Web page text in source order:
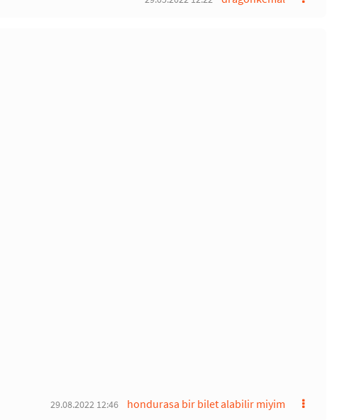
hondurasa bir bilet alabilir miyim
29.08.2022 12:46